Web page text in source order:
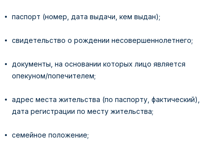
паспорт (номер, дата выдачи, кем выдан);
свидетельство о рождении несовершеннолетнего;
документы, на основании которых лицо является
опекуном/попечителем;
адрес места жительства (по паспорту, фактический),
дата регистрации по месту жительства;
семейное положение;